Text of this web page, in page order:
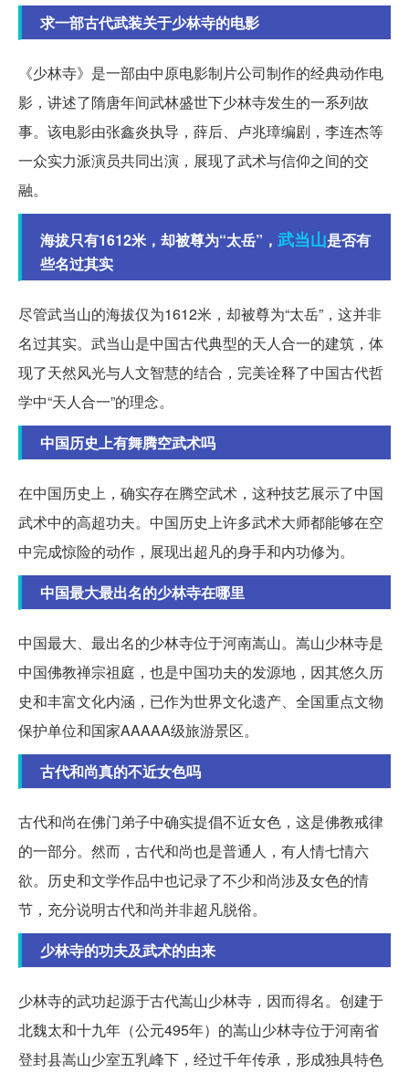
求一部古代武装关于少林寺的电影
《少林寺》是一部由中原电影制片公司制作的经典动作电
影，讲述了隋唐年间武林盛世下少林寺发生的一系列故
事。该电影由张鑫炎执导，薛后、卢兆璋编剧，李连杰等
一众实力派演员共同出演，展现了武术与信仰之间的交
融。
海拔只有1612米，却被尊为“太岳”， 武当山是否有
些名过其实
尽管武当山的海拔仅为1612米，却被尊为“太岳”，这并非
名过其实。武当山是中国古代典型的天人合一的建筑，体
现了天然风光与人文智慧的结合，完美诠释了中国古代哲
学中“天人合一”的理念。
中国历史上有舞腾空武术吗
在中国历史上，确实存在腾空武术，这种技艺展示了中国
武术中的高超功夫。中国历史上许多武术大师都能够在空
中完成惊险的动作，展现出超凡的身手和内功修为。
中国最大最出名的少林寺在哪里
中国最大、最出名的少林寺位于河南嵩山。嵩山少林寺是
中国佛教禅宗祖庭，也是中国功夫的发源地，因其悠久历
史和丰富文化内涵，已作为世界文化遗产、全国重点文物
保护单位和国家AAAAA级旅游景区。
古代和尚真的不近女色吗
古代和尚在佛门弟子中确实提倡不近女色，这是佛教戒律
的一部分。然而，古代和尚也是普通人，有人情七情六
欲。历史和文学作品中也记录了不少和尚涉及女色的情
节，充分说明古代和尚并非超凡脱俗。
少林寺的功夫及武术的由来
少林寺的武功起源于古代嵩山少林寺，因而得名。创建于
北魏太和十九年（公元495年）的嵩山少林寺位于河南省
登封县嵩山少室五乳峰下，经过千年传承，形成独具特色